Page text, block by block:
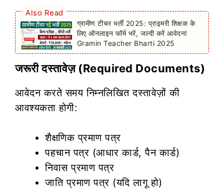
Also Read
ग्रामीण टीचर भर्ती 2025: प्राइमरी शिक्षक के
लिए ऑनलाइन फॉर्म भरें, जल्दी करें आवेदन!
Gramin Teacher Bharti 2025
जरूरी दस्तावेज़ (Required Documents)
आवेदन करते समय निम्नलिखित दस्तावेज़ों की
आवश्यकता होगी:
शैक्षणिक प्रमाण पत्र
पहचान पत्र (आधार कार्ड, पैन कार्ड)
निवास प्रमाण पत्र
जाति प्रमाण पत्र (यदि लागू हो)